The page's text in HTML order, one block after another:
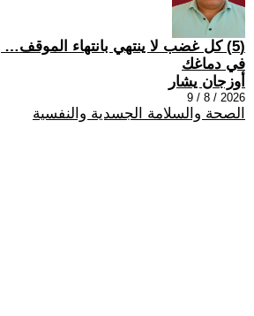
(5) كل غضب لا ينتهي بانتهاء الموقف…
في دماغك
أوزجان يشار
2026 / 8 / 9
الصحة والسلامة الجسدية والنفسية